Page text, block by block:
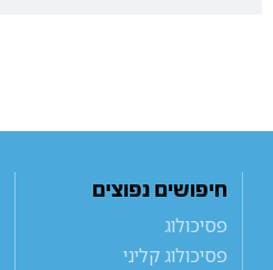
חיפושים נפוצים
פסיכולוג
פסיכולוג קליני